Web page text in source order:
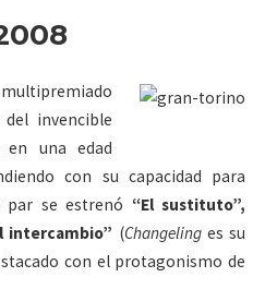
invencible
una edad
con su capacidad para
se estrenó “El sustituto”,
intercambio” (Changelinges su
con el protagonismo de